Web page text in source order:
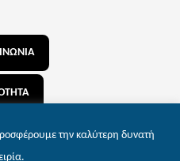
την καλύτερη δυνατή